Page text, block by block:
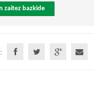
zaitez bazkide